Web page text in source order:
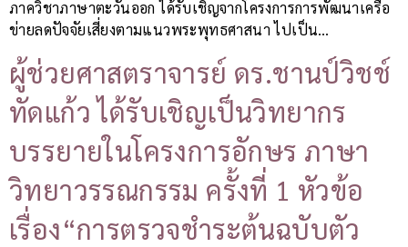
ภาควิชาภาษาตะวันออก ได้รับเชิญจากโครงการการพัฒนาเครือ
ข่ายลดปัจจัยเสี่ยงตามแนวพระพุทธศาสนา ไปเป็น…
ผู้ช่วยศาสตราจารย์ ดร.ชานป์วิชช์
ทัดแก้ว ได้รับเชิญเป็นวิทยากร
บรรยายในโครงการอักษร ภาษา
วิทยาวรรณกรรม ครั้งที่ 1 หัวข้อ
เรื่อง“การตรวจชำระต้นฉบับตัว